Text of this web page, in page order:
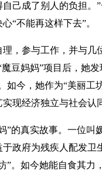
己成了别人的负担。
“不能再这样下去”。
参与工作，并与几
豆妈妈”项目后，她
如今，她作为“美丽工
现经济独立与社会认
真实故事。一位叫
政府为残疾人配发卫
”。如今她能自食其力